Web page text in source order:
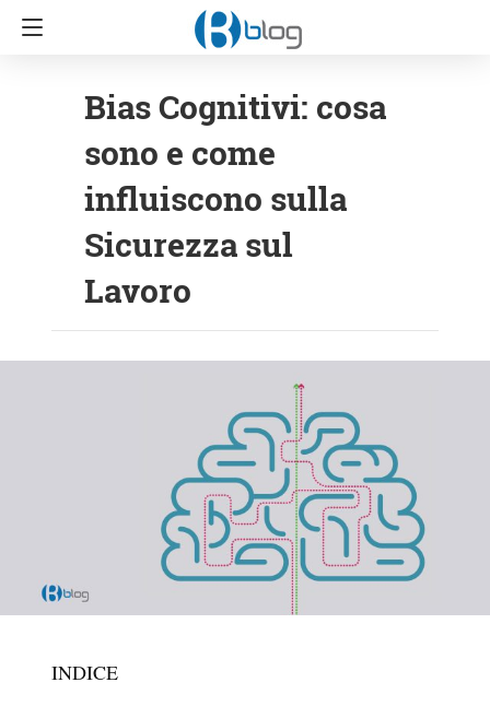
Bias Cognitivi: cosa
sono e come
influiscono sulla
Sicurezza sul
Lavoro
INDICE